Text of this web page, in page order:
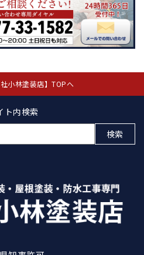
小林塗装店】TOPへ
ト内検索